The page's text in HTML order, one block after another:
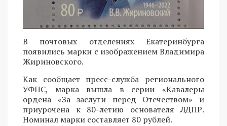
В почтовых отделениях Екатеринбурга
появились марки с изображением Владимира
Жириновского.
Как сообщает пресс-служба регионального
УФПС, марка вышла в серии «Кавалеры
ордена «За заслуги перед Отечеством» и
приурочена к 80-летию основателя ЛДПР.
Номинал марки составляет 80 рублей.